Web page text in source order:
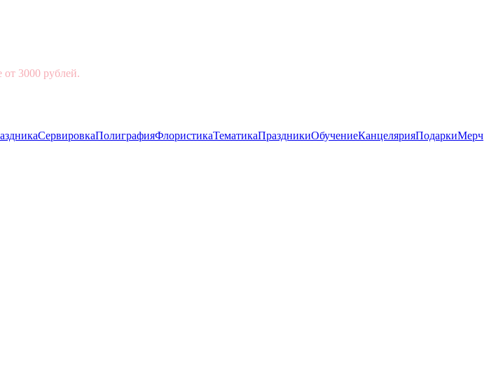
3000 рублей.
СервировкаПолиграфияФлористикаТематикаПраздникиОбучениеКанцелярияПодаркиМерч